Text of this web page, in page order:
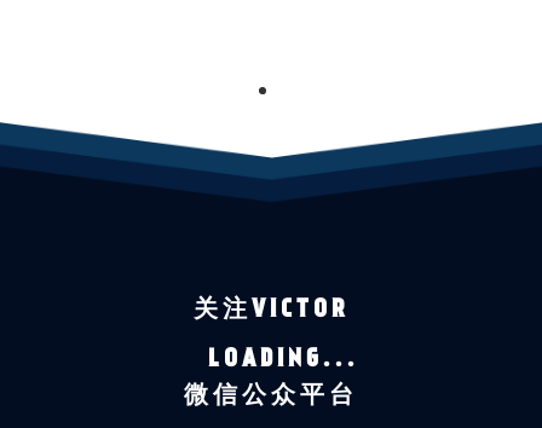
1
关注VICTOR
LOADING...
微信公众平台